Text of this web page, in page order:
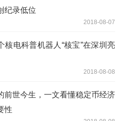
纪录低位
2018-08-07
核电科普机器人“核宝”在深圳亮
2018-08-08
前世今生，一文看懂稳定币经济
性